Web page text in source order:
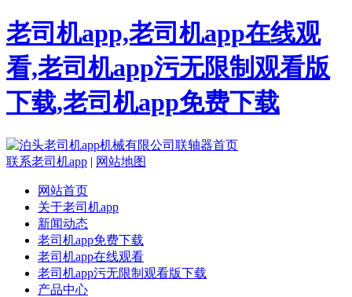
老司机app,老司机app在线观
看,老司机app污无限制观看版
下载,老司机app免费下载
联系老司机app | 网站地图
网站首页
关于老司机app
新闻动态
老司机app免费下载
老司机app在线观看
老司机app污无限制观看版下载
产品中心